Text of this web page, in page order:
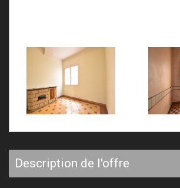
description de l'offre